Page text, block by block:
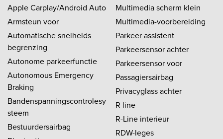
Apple Carplay/Android Auto
Armsteun voor
Automatische snelheids
begrenzing
Autonome parkeerfunctie
Autonomous Emergency
Braking
Bandenspanningscontrolesy
steem
Bestuurdersairbag
Multimedia scherm klein
Multimedia-voorbereiding
Parkeer assistent
Parkeersensor achter
Parkeersensor voor
Passagiersairbag
Privacyglass achter
R line
R-Line interieur
RDW-leges